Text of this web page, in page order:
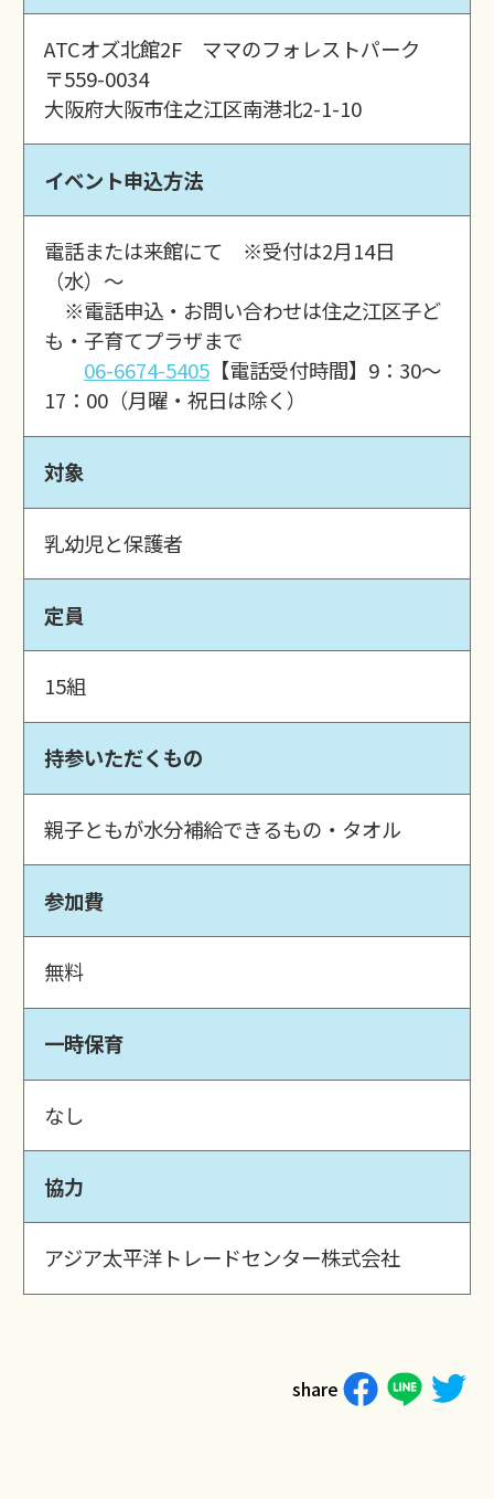
ATCオズ北館2F ママのフォレストパーク
〒559-0034
大阪府大阪市住之江区南港北2-1-10
イベント申込方法
電話または来館にて ※受付は2月14日
（水）～
※電話申込・お問い合わせは住之江区子ど
も・子育てプラザまで
06-6674-5405 【電話受付時間】9：30～
17：00（月曜・祝日は除く）
対象
乳幼児と保護者
定員
15組
持参いただくもの
親子ともが水分補給できるもの・タオル
参加費
無料
一時保育
なし
協力
アジア太平洋トレードセンター株式会社
share